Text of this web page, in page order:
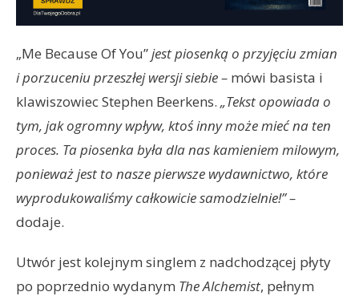
„Me Because Of You”jest piosenką o przyjęciu zmian
i porzuceniu przeszłej wersji siebie – mówi basista i
klawiszowiec Stephen Beerkens. „Tekst opowiada o
tym, jak ogromny wpływ, ktoś inny może mieć na ten
proces. Ta piosenka była dla nas kamieniem milowym,
ponieważ jest to nasze pierwsze wydawnictwo, które
wyprodukowaliśmy całkowicie samodzielnie!” –
dodaje.
Utwór jest kolejnym singlem z nadchodzącej płyty
po poprzednio wydanym The Alchemist, pełnym